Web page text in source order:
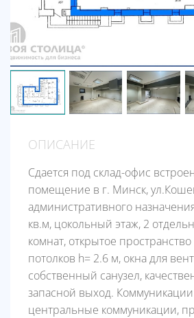
ОПИСАНИЕ
Сдается под склад-офис
помещение в г. Минск,
административного
кв.м, цокольный этаж, 2
комнат, открытое
потолков h= 2.6 м, окна для
собственный санузел,
запасной выход.
центральные коммуникации,